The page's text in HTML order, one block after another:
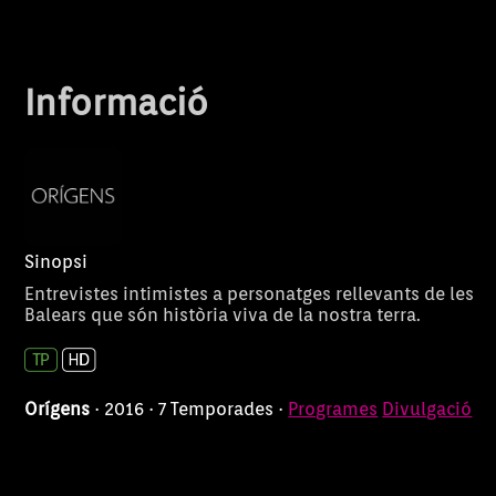
Informació
Sinopsi
Entrevistes intimistes a personatges rellevants de les
Balears que són història viva de la nostra terra.
Orígens · 2016 · 7 Temporades · Programes Divulgació